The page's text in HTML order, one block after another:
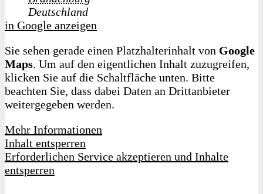
Deutschland
in Google anzeigen
Sie sehen gerade einen Platzhalterinhalt von Google
Maps. Um auf den eigentlichen Inhalt zuzugreifen,
klicken Sie auf die Schaltfläche unten. Bitte
beachten Sie, dass dabei Daten an Drittanbieter
weitergegeben werden.
Mehr Informationen
Inhalt entsperren
Erforderlichen Service akzeptieren und Inhalte
entsperren